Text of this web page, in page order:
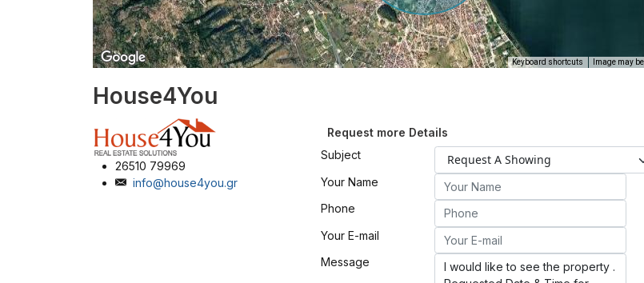
Keyboard shortcuts Image may
House4You
26510 79969
info@house4you.gr
Request more Details
Subject
Your Name
Phone
Your E-mail
Message